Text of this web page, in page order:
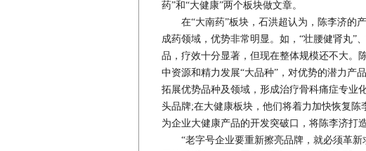
药”和“大健康”两个板块做文章。
在“大南药”板块，石洪超认为，陈李济的
成药领域，优势非常明显。如，“壮腰健肾丸”
品，疗效十分显著，但现在整体规模还不大。
中资源和精力发展“大品种”，对优势的潜力产
拓展优势品种及领域，形成治疗骨科痛症专业
头品牌;在大健康板块，他们将着力加快恢复
为企业大健康产品的开发突破口，将陈李济打
“老字号企业要重新擦亮品牌，就必须革新